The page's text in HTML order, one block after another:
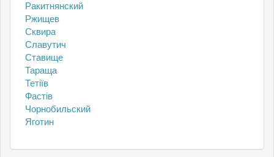
Ракитнянский
Ржищев
Сквира
Славутич
Ставище
Тараща
Тетіїв
Фастів
Чорнобильский
Яготин